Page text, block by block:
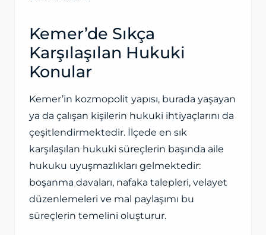
Kemer’de Sıkça
Karşılaşılan Hukuki
Konular
Kemer’in kozmopolit yapısı, burada yaşayan
ya da çalışan kişilerin hukuki ihtiyaçlarını da
çeşitlendirmektedir. İlçede en sık
karşılaşılan hukuki süreçlerin başında aile
hukuku uyuşmazlıkları gelmektedir:
boşanma davaları, nafaka talepleri, velayet
düzenlemeleri ve mal paylaşımı bu
süreçlerin temelini oluşturur.